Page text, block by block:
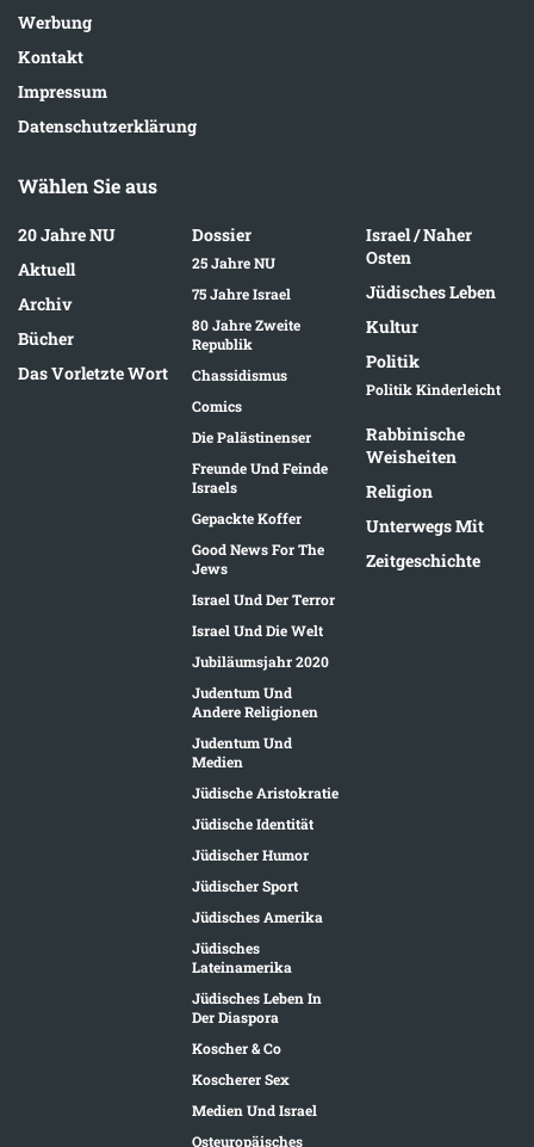
Werbung
Kontakt
Impressum
Datenschutzerklärung
Wählen Sie aus
20 Jahre NU
Aktuell
Archiv
Bücher
Das Vorletzte Wort
Dossier
25 Jahre NU
75 Jahre Israel
80 Jahre Zweite
Republik
Chassidismus
Comics
Die Palästinenser
Freunde Und Feinde
Israels
Gepackte Koffer
Good News For The
Jews
Israel Und Der Terror
Israel Und Die Welt
Jubiläumsjahr 2020
Judentum Und
Andere Religionen
Judentum Und
Medien
Jüdische Aristokratie
Jüdische Identität
Jüdischer Humor
Jüdischer Sport
Jüdisches Amerika
Jüdisches
Lateinamerika
Jüdisches Leben In
Der Diaspora
Koscher & Co
Koscherer Sex
Medien Und Israel
Osteuropäisches
Israel / Naher
Osten
Jüdisches Leben
Kultur
Politik
Politik Kinderleicht
Rabbinische
Weisheiten
Religion
Unterwegs Mit
Zeitgeschichte